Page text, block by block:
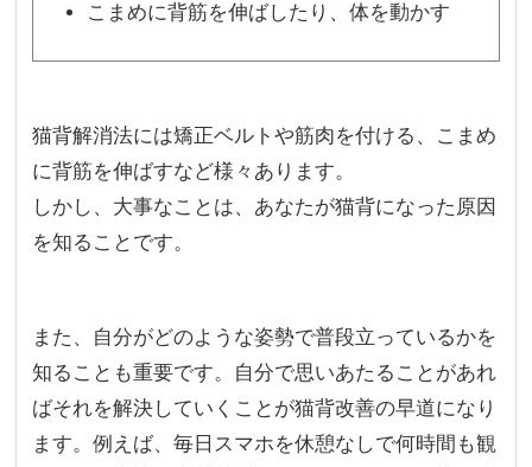
こまめに背筋を伸ばしたり、体を動かす
猫背解消法には矯正ベルトや筋肉を付ける、こまめ
に背筋を伸ばすなど様々あります。
しかし、大事なことは、あなたが猫背になった原因
を知ることです。
また、自分がどのような姿勢で普段立っているかを
知ることも重要です。自分で思いあたることがあれ
ばそれを解決していくことが猫背改善の早道になり
ます。例えば、毎日スマホを休憩なしで何時間も観